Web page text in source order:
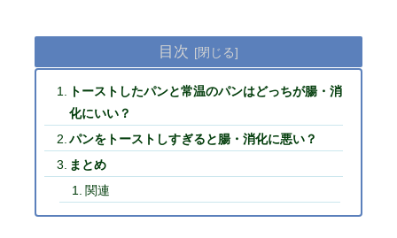
目次
トーストしたパンと常温のパンはどっちが腸・消
化にいい？
パンをトーストしすぎると腸・消化に悪い？
まとめ
関連